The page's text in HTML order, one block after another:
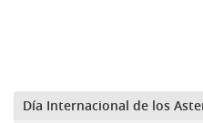
Día Internacional de los